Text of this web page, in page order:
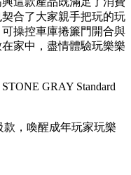
合了大家親手把玩的玩
操控車庫捲簾門開合與
家中，盡情體驗玩樂樂
GRAY Standard
款，喚醒成年玩家玩樂